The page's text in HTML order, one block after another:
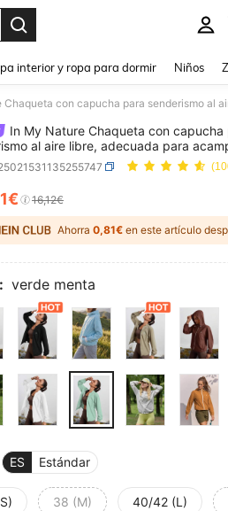
interior y ropa para dormir Niños
In My Nature Chaqueta con capucha
al aire libre, adecuada para
y desplazamientos urbanos
AND
16,12€
Ahorra 0,81€ en este artículo
verde menta
ES Estándar
38 (M) 40/42 (L)